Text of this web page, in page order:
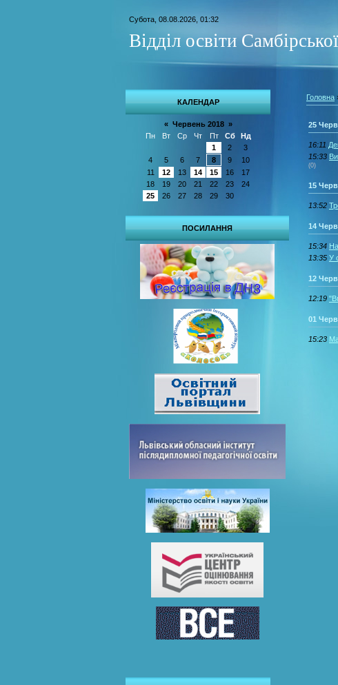
Субота, 08.08.2026, 01:32
Відділ освіти
КАЛЕНДАР
« Червень 2018 »
Пн
Вт Ср Чт Пт Сб
Нд
1
2
3
4
5 6 7 8 9
10
11
12 13 14 15 16
17
18
19 20 21 22 23
24
25
26 27 28 29 30
ПОСИЛАННЯ
Головна
25
16:11
15:33
(0)
15
13:52
14
15:34
13:35 У
12
12:19
01
15:23